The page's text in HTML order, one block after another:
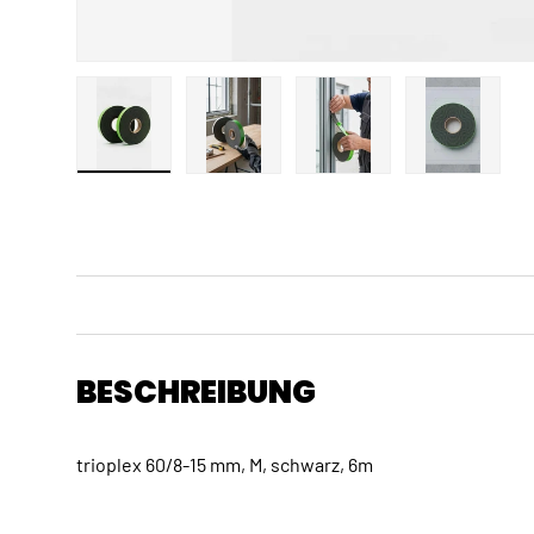
BESCHREIBUNG
trioplex 60/8-15 mm, M, schwarz, 6m